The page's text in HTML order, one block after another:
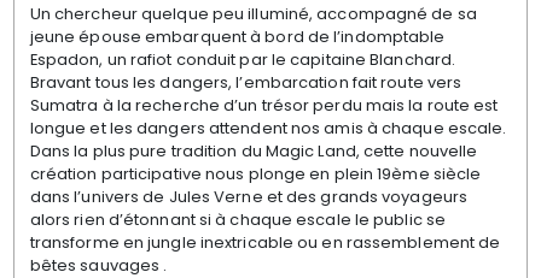
Un chercheur quelque peu illuminé, accompagné de sa
jeune épouse embarquent à bord de l’indomptable
Espadon, un rafiot conduit par le capitaine Blanchard.
Bravant tous les dangers, l’embarcation fait route vers
Sumatra à la recherche d’un trésor perdu mais la route est
longue et les dangers attendent nos amis à chaque escale.
Dans la plus pure tradition du Magic Land, cette nouvelle
création participative nous plonge en plein 19ème siècle
dans l’univers de Jules Verne et des grands voyageurs
alors rien d’étonnant si à chaque escale le public se
transforme en jungle inextricable ou en rassemblement de
bêtes sauvages .